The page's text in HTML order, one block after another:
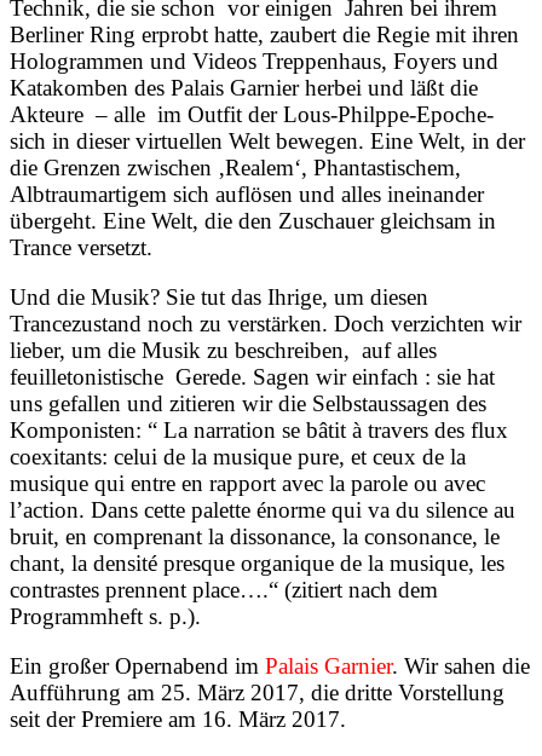
Technik, die sie schon vor einigen Jahren bei ihrem
Berliner Ring erprobt hatte, zaubert die Regie mit ihren
Hologrammen und Videos Treppenhaus, Foyers und
Katakomben des Palais Garnier herbei und läßt die
Akteure – alle im Outfit der Lous-Philppe-Epoche-
sich in dieser virtuellen Welt bewegen. Eine Welt, in der
die Grenzen zwischen ‚Realem‘, Phantastischem,
Albtraumartigem sich auflösen und alles ineinander
übergeht. Eine Welt, die den Zuschauer gleichsam in
Trance versetzt.
Und die Musik? Sie tut das Ihrige, um diesen
Trancezustand noch zu verstärken. Doch verzichten wir
lieber, um die Musik zu beschreiben, auf alles
feuilletonistische Gerede. Sagen wir einfach : sie hat
uns gefallen und zitieren wir die Selbstaussagen des
Komponisten: “ La narration se bâtit à travers des flux
coexitants: celui de la musique pure, et ceux de la
musique qui entre en rapport avec la parole ou avec
l’action. Dans cette palette énorme qui va du silence au
bruit, en comprenant la dissonance, la consonance, le
chant, la densité presque organique de la musique, les
contrastes prennent place….“ (zitiert nach dem
Programmheft s. p.).
Ein großer Opernabend im Palais Garnier. Wir sahen die
Aufführung am 25. März 2017, die dritte Vorstellung
seit der Premiere am 16. März 2017.